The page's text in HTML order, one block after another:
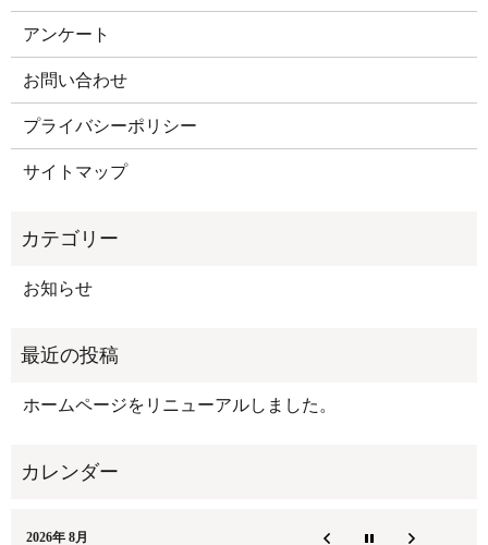
アンケート
お問い合わせ
プライバシーポリシー
サイトマップ
お知らせ
ホームページをリニューアルしました。
2026年 8月